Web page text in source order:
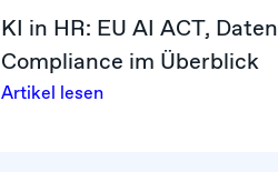
KI in HR: EU AI ACT,
Compliance im Überblick
Artikel lesen